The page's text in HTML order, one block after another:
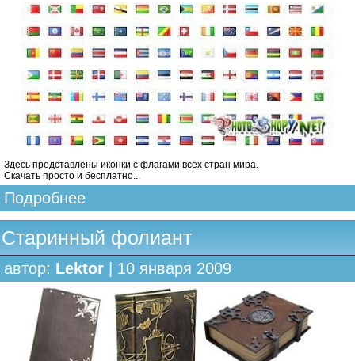
Здесь представлены иконки с флагами всех стран мира.
Скачать просто и бесплатно...
Подробнее
Старинный фолиант
автор: Lektor | 10 января 2009